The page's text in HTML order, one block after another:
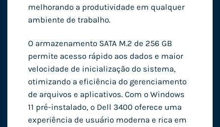
melhorando a produtividade em qualquer
ambiente de trabalho.
O armazenamento SATA M.2 de 256 GB
permite acesso rápido aos dados e maior
velocidade de inicialização do sistema,
otimizando a eficiência do gerenciamento
de arquivos e aplicativos. Com o Windows
11 pré-instalado, o Dell 3400 oferece uma
experiência de usuário moderna e rica em